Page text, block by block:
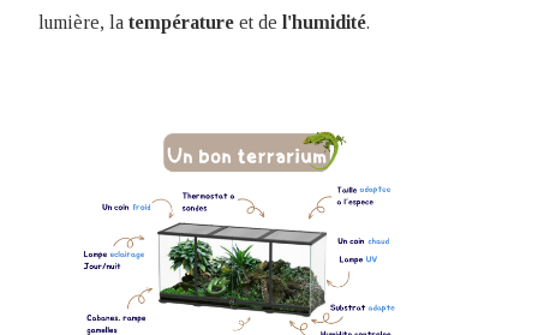
lumière, la température et de l'humidité.